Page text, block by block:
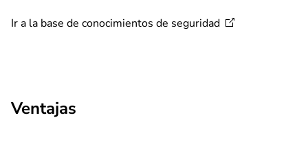
Ir a la base de conocimientos de seguridad
Ventajas